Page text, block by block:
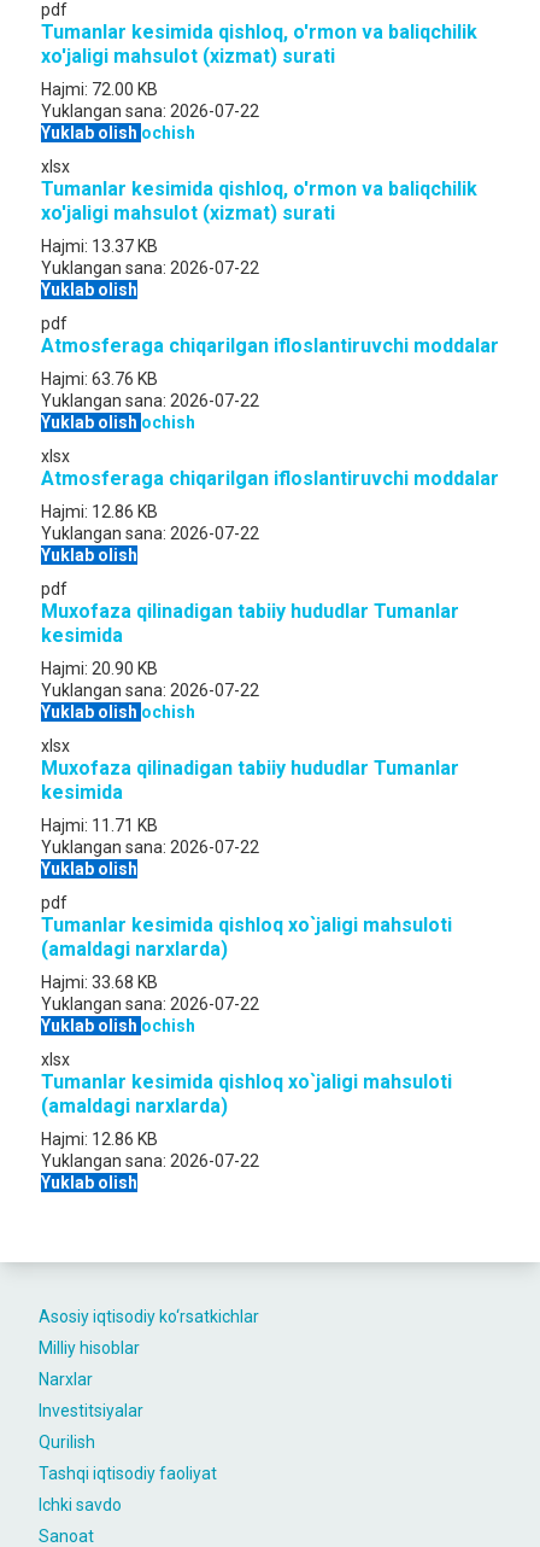
Asosiy iqtisodiy ko‘rsatkichlar
Milliy hisoblar
Narxlar
Investitsiyalar
Qurilish
Tashqi iqtisodiy faoliyat
Ichki savdo
Sanoat
pdf
Tumanlar kesimida qishloq, o'rmon va baliqchilik
xo'jaligi mahsulot (xizmat) surati
Hajmi: 72.00 KB
Yuklangan sana: 2026-07-22
Yuklab olish ochish
xlsx
Tumanlar kesimida qishloq, o'rmon va baliqchilik
xo'jaligi mahsulot (xizmat) surati
Hajmi: 13.37 KB
Yuklangan sana: 2026-07-22
Yuklab olish
pdf
Atmosferaga chiqarilgan ifloslantiruvchi moddalar
Hajmi: 63.76 KB
Yuklangan sana: 2026-07-22
Yuklab olish ochish
xlsx
Atmosferaga chiqarilgan ifloslantiruvchi moddalar
Hajmi: 12.86 KB
Yuklangan sana: 2026-07-22
Yuklab olish
pdf
Muxofaza qilinadigan tabiiy hududlar Tumanlar
kesimida
Hajmi: 20.90 KB
Yuklangan sana: 2026-07-22
Yuklab olish ochish
xlsx
Muxofaza qilinadigan tabiiy hududlar Tumanlar
kesimida
Hajmi: 11.71 KB
Yuklangan sana: 2026-07-22
Yuklab olish
pdf
Tumanlar kesimida qishloq xo`jaligi mahsuloti
(amaldagi narxlarda)
Hajmi: 33.68 KB
Yuklangan sana: 2026-07-22
Yuklab olish ochish
xlsx
Tumanlar kesimida qishloq xo`jaligi mahsuloti
(amaldagi narxlarda)
Hajmi: 12.86 KB
Yuklangan sana: 2026-07-22
Yuklab olish